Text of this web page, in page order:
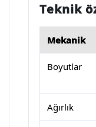
Teknik
Mekanik
Boyutlar
Ağırlık